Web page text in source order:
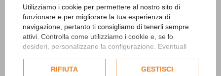
Utilizziamo i cookie per permettere al nostro sito di
funzionare e per migliorare la tua esperienza di
navigazione, pertanto ti consigliamo di tenerli sempre
attivi. Controlla come utilizziamo i cookie e, se lo
desideri, personalizzane la configurazione. Eventuali
esclusivamente previa acquisizione del consenso
RIFIUTA GESTISCI
Jeans Eagle 05